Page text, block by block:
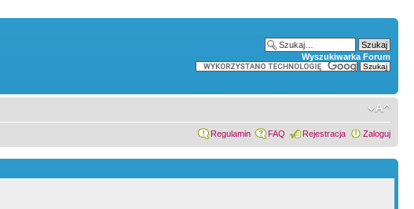
Wyszukiwarka Forum
Regulamin FAQ Rejestracja Zaloguj